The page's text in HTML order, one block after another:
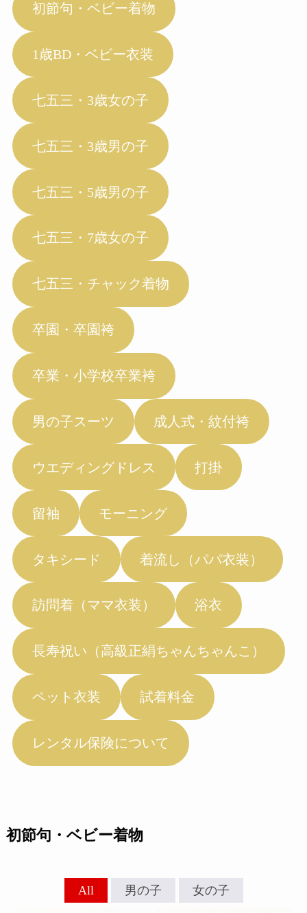
初節句・ベビー着物
1歳BD・ベビー衣装
七五三・3歳女の子
七五三・3歳男の子
七五三・5歳男の子
七五三・7歳女の子
七五三・チャック着物
卒園・卒園袴
卒業・小学校卒業袴
男の子スーツ 成人式・紋付袴
ウエディングドレス 打掛
留袖 モーニング
タキシード 着流し（パパ衣装）
訪問着（ママ衣装） 浴衣
長寿祝い（高級正絹ちゃんちゃんこ）
ペット衣装 試着料金
レンタル保険について
初節句・ベビー着物
All 男の子 女の子